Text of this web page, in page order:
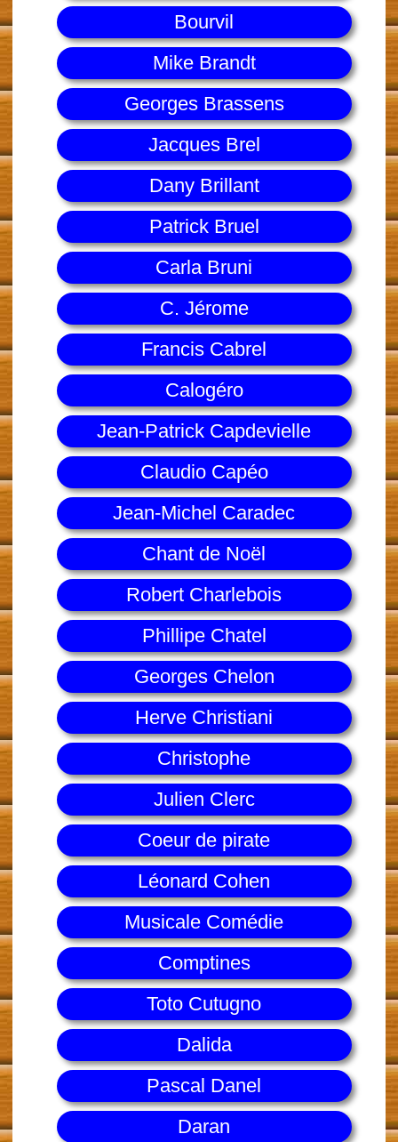
Bourvil
Mike Brandt
Georges Brassens
Jacques Brel
Dany Brillant
Patrick Bruel
Carla Bruni
C. Jérome
Francis Cabrel
Calogéro
Jean-Patrick Capdevielle
Claudio Capéo
Jean-Michel Caradec
Chant de Noël
Robert Charlebois
Phillipe Chatel
Georges Chelon
Herve Christiani
Christophe
Julien Clerc
Coeur de pirate
Léonard Cohen
Musicale Comédie
Comptines
Toto Cutugno
Dalida
Pascal Danel
Daran